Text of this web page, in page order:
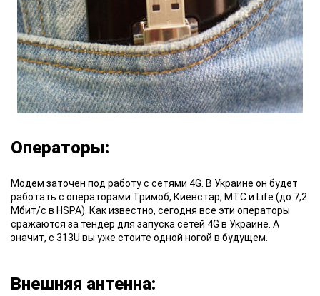
Операторы:
Модем заточен под работу с сетями 4G. В Украине он будет
работать с операторами Тримоб, Киевстар, МТС и Life (до 7,2
Мбит/c в HSPA). Как известно, сегодня все эти операторы
сражаются за тендер для запуска сетей 4G в Украине. А
значит, с 313U вы уже стоите одной ногой в будущем.
Внешняя антенна: